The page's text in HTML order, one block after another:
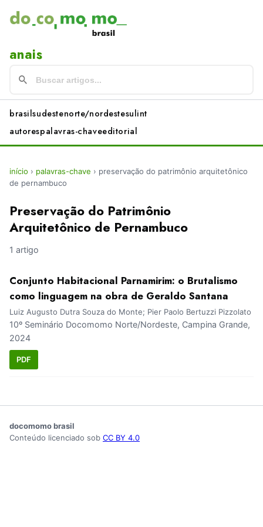
anais
brasilsudestenorte/nordestesulint
autorespalavras-chaveeditorial
início › palavras-chave › preservação do patrimônio arquitetônico
de pernambuco
Preservação do Patrimônio
Arquitetônico de Pernambuco
1 artigo
Conjunto Habitacional Parnamirim: o Brutalismo
como linguagem na obra de Geraldo Santana
Luiz Augusto Dutra Souza do Monte; Pier Paolo Bertuzzi Pizzolato
10º Seminário Docomomo Norte/Nordeste, Campina Grande,
2024
PDF
docomomo brasil
Conteúdo licenciado sob CC BY 4.0